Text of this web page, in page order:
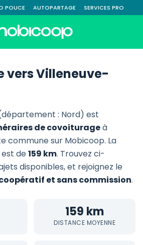
POUCE AUTOPARTAGE SERVICES PRO
vers Villeneuve-
: Nord) est
de covoiturageà
commune sur Mobicoop. La
de159 km. Trouvez ci-
disponibles, et rejoignez le
et sans commission.
159 km
DISTANCE MOYENNE